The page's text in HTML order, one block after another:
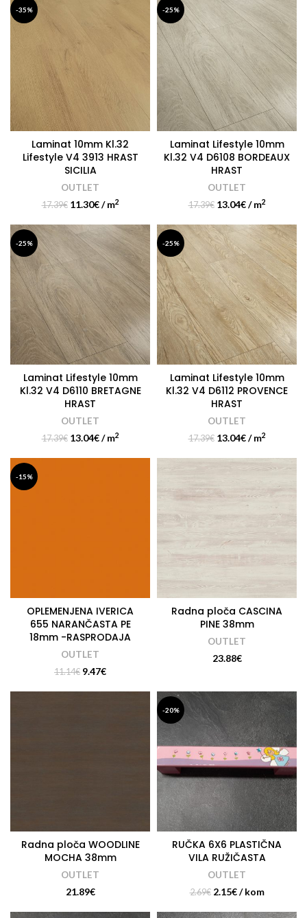
-35%
Laminat 10mm Kl.32
Lifestyle V4 3913 HRAST
SICILIA
OUTLET
17.39€ 11.30€/ m2
-25%
Laminat Lifestyle 10mm
Kl.32 V4 D6108 BORDEAUX
HRAST
OUTLET
17.39€ 13.04€/ m2
-25%
Laminat Lifestyle 10mm
Kl.32 V4 D6110 BRETAGNE
HRAST
OUTLET
17.39€ 13.04€/ m2
-25%
Laminat Lifestyle 10mm
Kl.32 V4 D6112 PROVENCE
HRAST
OUTLET
17.39€ 13.04€/ m2
-15%
OPLEMENJENA IVERICA
655 NARANČASTA PE
18mm -RASPRODAJA
OUTLET
11.14€ 9.47€
Radna ploča CASCINA
PINE 38mm
OUTLET
23.88€
Radna ploča WOODLINE
MOCHA 38mm
OUTLET
21.89€
-20%
RUČKA 6X6 PLASTIČNA
VILA RUŽIČASTA
OUTLET
2.69€ 2.15€/ kom